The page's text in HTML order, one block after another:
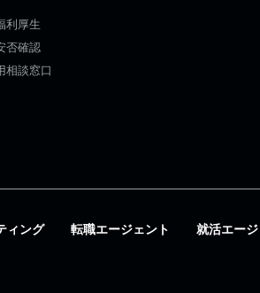
利厚生
否確認
相談窓口
ィング 転職エージェント 就活エージ